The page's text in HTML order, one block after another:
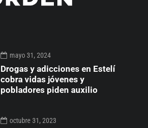
mayo 31, 2024
Drogas y adicciones en Estelí
cobra vidas jóvenes y
pobladores piden auxilio
octubre 31, 2023